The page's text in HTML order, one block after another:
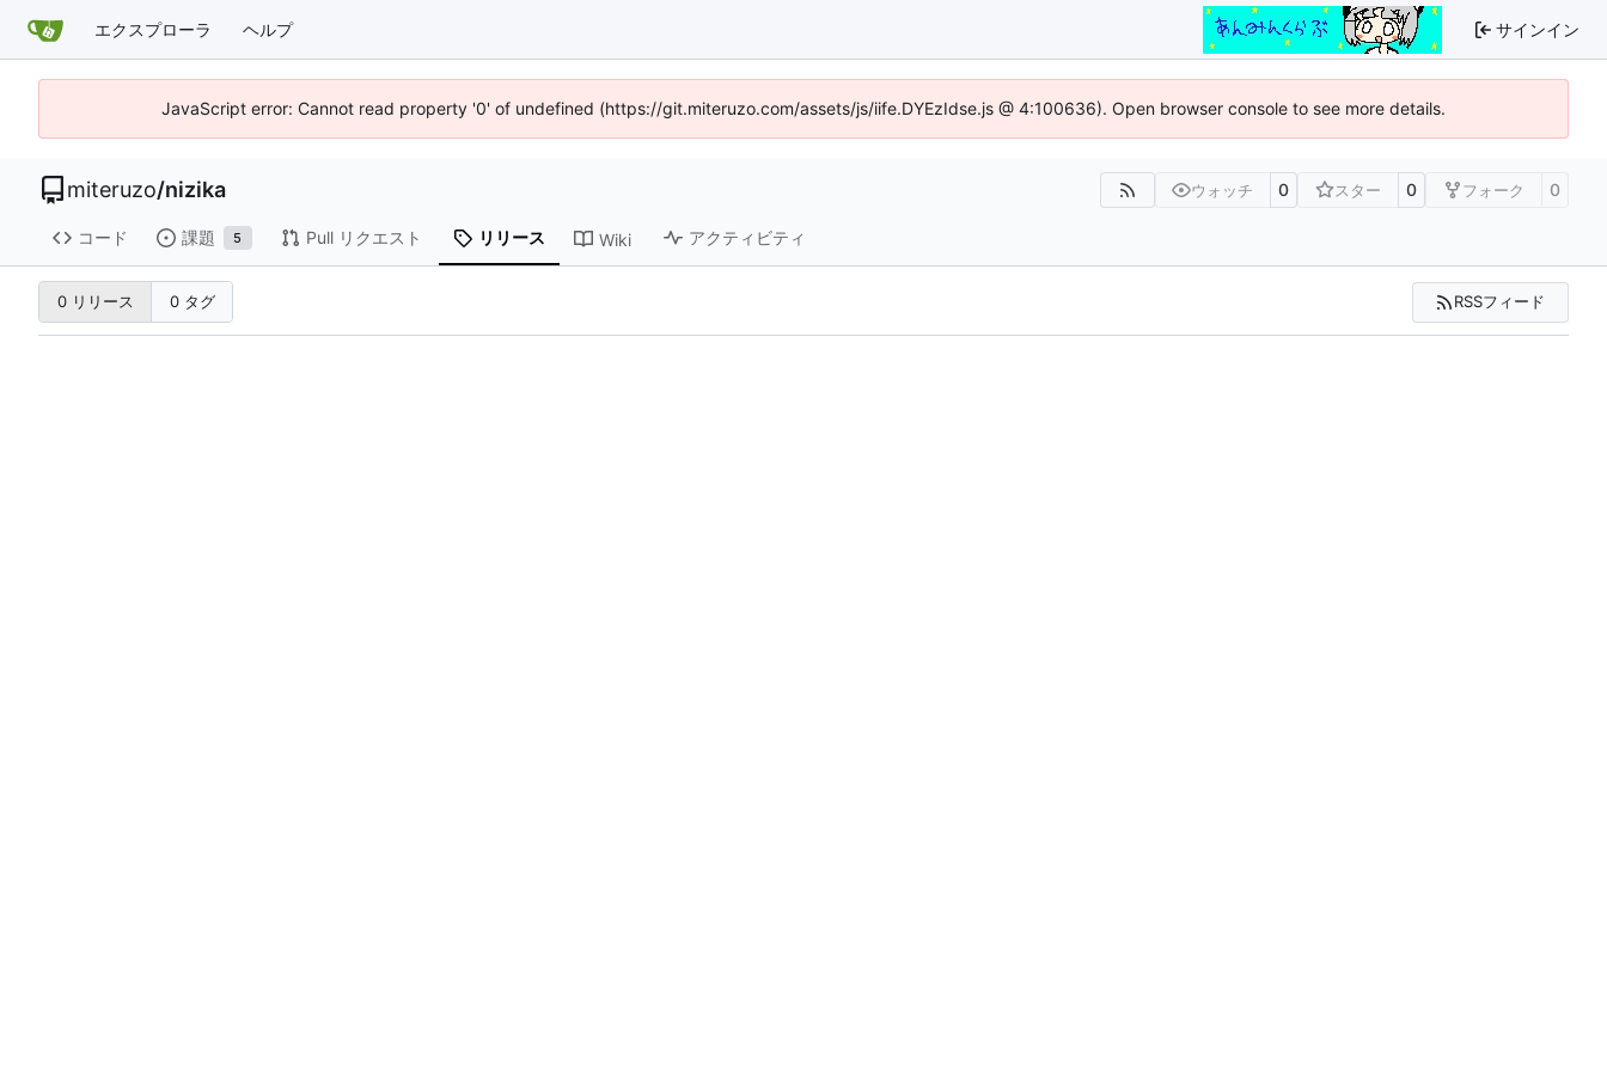
エクスプローラ ヘルプ サインイン
JavaScript error: Cannot read property '0' of undefined (https://git.miteruzo.com/assets/js/iife.DYEzIdse.js @ 4:100636). Open browser console to see more details.
miteruzo/nizika ウォッチ 0 スター 0 フォーク 0
コード 課題 5 Pull リクエスト リリース Wiki アクティビティ
0 リリース 0 タグ RSSフィード